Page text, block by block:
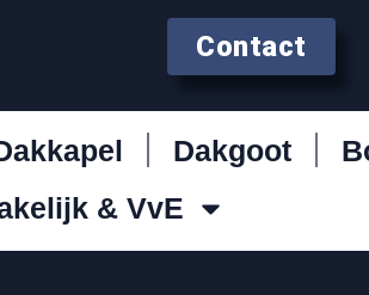
Contact
Dakgoot
& VvE